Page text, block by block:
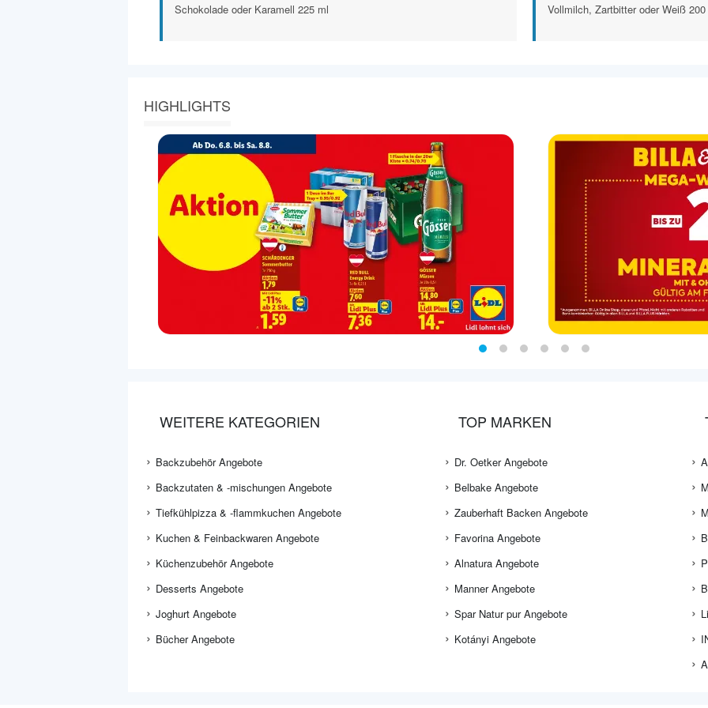
Schokolade oder Karamell 225 ml Vollmilch, Zartbitter oder Weiß
HIGHLIGHTS
WEITERE KATEGORIEN
Backzubehör Angebote
Backzutaten & -mischungen Angebote
Tiefkühlpizza & -flammkuchen Angebote
Kuchen & Feinbackwaren Angebote
Küchenzubehör Angebote
Desserts Angebote
Joghurt Angebote
Bücher Angebote
TOP MARKEN
Dr. Oetker Angebote
Belbake Angebote
Zauberhaft Backen Angebote
Favorina Angebote
Alnatura Angebote
Manner Angebote
Spar Natur pur Angebote
Kotányi Angebote